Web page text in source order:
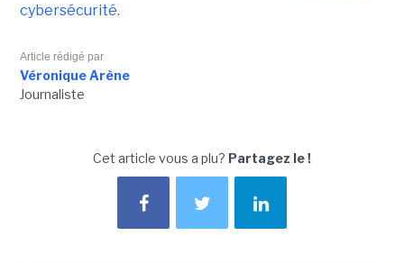
cybersécurité.
Article rédigé par
Véronique Arène
Journaliste
Cet article vous a plu? Partagez le !